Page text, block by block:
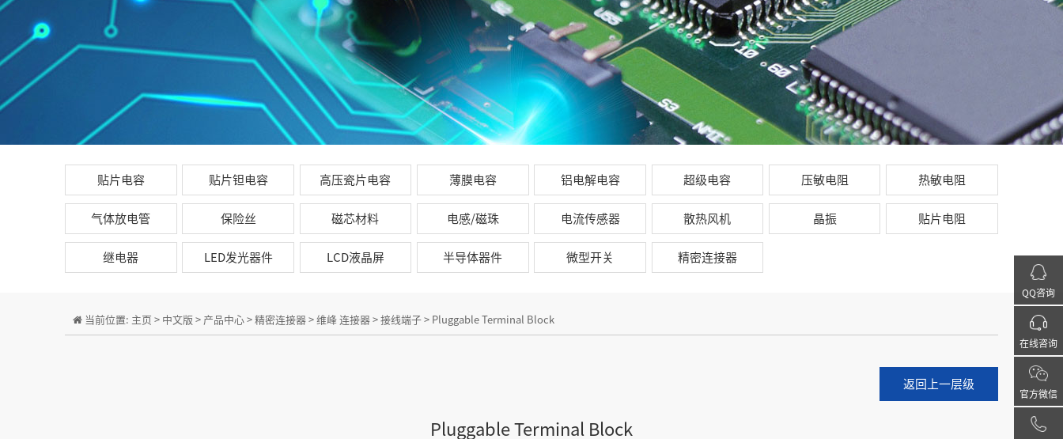
贴片电容 贴片钽电容 高压瓷片电容 薄膜电容 铝电解电容 超级电容 压敏电阻 热敏电阻
气体放电管 保险丝 磁芯材料 电感/磁珠 电流传感器 散热风机 晶振 贴片电阻
继电器 LED发光器件 LCD液晶屏 半导体器件 微型开关 精密连接器
当前位置: 主页 > 中文版 > 产品中心 > 精密连接器 > 维峰 连接器 > 接线端子 > Pluggable Terminal Block
返回上一层级
Pluggable Terminal Block
QQ咨询
在线咨询
官方微信